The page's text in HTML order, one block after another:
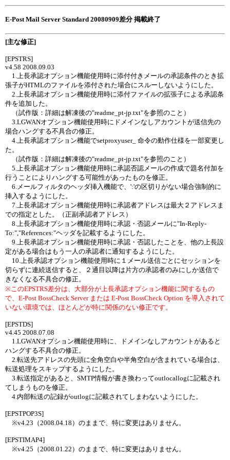
E-Post Mail Server Standard 20080909差分 掲載終了
[主な修正]
[EPSTRS]
v4.58 2008.09.03
1.上長承認オプション機能使用時に添付付きメールの承認条件のとき拡
張子がHTMLのファイルを添付された場合にスルーしないようにした。
2.上長承認オプション機能使用時に添付ファイルの拡張子による承認条
件を追加した。
（試作版：詳細は解凍後の"readme_pt-jp.txt"を参照のこと）
3.LGWANオプション機能使用時にドメインなしアカウントが送信先の
場合ハングする不具合の修正。
4.上長承認オプション機能でsetproxyuser_ 命令の動作仕様を一部変更し
た。
（試作版：詳細は解凍後の"readme_pt-jp.txt"を参照のこと）
5.上長承認オプション機能使用時に承認否認メールの作成で題名付加を
行うことによりハングする可能性があったものを修正。
6.メールフィルタのヘッダ挿入機能で、':'の区切りがない場合強制的に
挿入するようにした。
7.上長承認オプション機能使用時に承認者アドレスは最大２アドレスま
での指定とした。（正副承認者アドレス）
8.上長承認オプション機能使用時に承認・否認メールに"In-Reply-
To:","References:"ヘッダを記載するようにした。
9.上長承認オプション機能使用時に承認・否認したことを、他の上長設
定がある場合はもう一人の承認者に通知するようにした。
10.上長承認オプション機能使用時に１メール送信ごとにセッションを
切らずに連続送信すると、２通目以降は片方の承認者のみにしか送信で
きなくなる不具合の修正。
※このEPSTRS差分は、大部分が上長承認オプション機能に関するもの
で、E-Post BossCheck Server または E-Post BossCheck Option を導入されて
いない環境では、ほとんどが特に関係のない修正です。
[EPSTDS]
v4.45 2008.07.08
1.LGWANオプション機能使用時に、ドメインなしアカウントがあると
ハングする不具合の修正。
2.転送先アドレスの先頭に全角空白や半角空白が含まれている場合は、
転送処理をスキップするようにした。
3.転送指定があると、SMTP情報が書き換わってoutlocallogに記載され
てしまうものを修正。
4.内部転送の記録がoutlogに記載されてしまわないようにした。
[EPSTPOP3S]
※v4.23（2008.04.18）のままで、特に変更はありません。
[EPSTIMAP4]
※v4.25（2008.01.22）のままで、特に変更はありません。